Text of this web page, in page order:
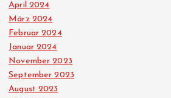
April 2024
März 2024
Februar 2024
Januar 2024
November 2023
September 2023
August 2023